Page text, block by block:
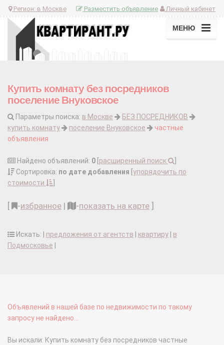
Регион: в Москве Личный кабинет
Разместить объявление
МЕНЮ
Купить комнату без посредников
поселение Внуковское
Параметры поиска: в Москве
БЕЗ ПОСРЕДНИКОВ
купить комнату
поселение Внуковское
частные
объявления
Найдено объявлений: 0 расширенный поиск
Сортировка: по дате добавления упорядочить по
стоимости
-избранное | -показать на карте
Искать: | предложения от агентств квартиру
в
Подмосковье
Объявлений в нашей базе по недвижимости по такому
запросу не найдено...
Вы искали: Купить комнату без посредников частные